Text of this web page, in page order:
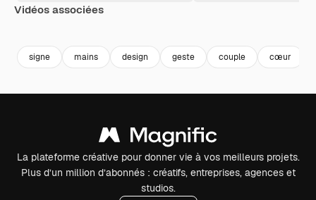
Vidéos associées
signe mains design geste couple cœur
La plateforme créative pour donner vie à vos meilleurs projets.
Plus d’un million d’abonnés : créatifs, entreprises, agences et
studios.